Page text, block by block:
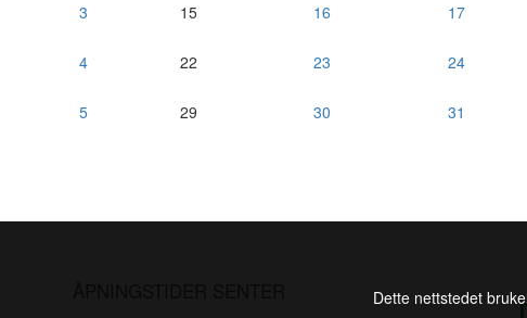
3 15 16 17
4 22 23 24
5 29 30 31
Dette nettstedet